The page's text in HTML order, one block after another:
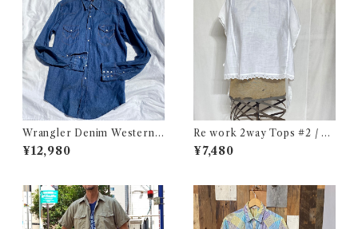
Wrangler Denim Western S
hirt 16 1/2 Made in USA / ラ
ングラー デニム ウエスタン シ
¥12,980
Re work 2way Tops #2 / リ
ワーク 2way トップス 古着
¥7,480